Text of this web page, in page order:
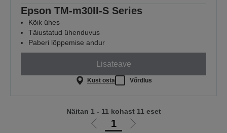
Epson TM-m30II-S Series
Kõik ühes
Täiustatud ühenduvus
Paberi lõppemise andur
Lisateave
Kust osta Võrdlus
Liigu1
Liigu
Näitan 1 - 11 kohast 11 eset